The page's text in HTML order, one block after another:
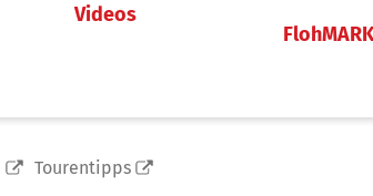
Videos
Tourentipps